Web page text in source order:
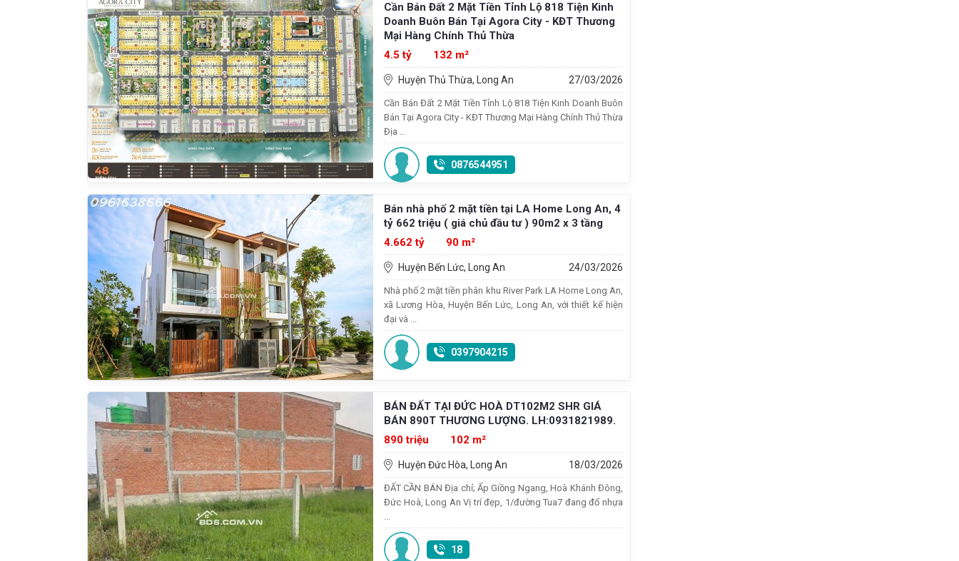
Cần Bán Đất 2 Mặt Tiền Tỉnh Lộ 818 Tiện Kinh
Doanh Buôn Bán Tại Agora City - KĐT Thương
Mại Hàng Chính Thủ Thừa
4.5 tỷ
132 m²
Huyện Thủ Thừa, Long An 27/03/2026
Cần Bán Đất 2 Mặt Tiền Tỉnh Lộ 818 Tiện Kinh Doanh Buôn
Bán Tại Agora City - KĐT Thương Mại Hàng Chính Thủ Thừa
Địa ...
0876544951
Bán nhà phố 2 mặt tiền tại LA Home Long An, 4
tỷ 662 triệu ( giá chủ đầu tư ) 90m2 x 3 tầng
4.662 tỷ
90 m²
Huyện Bến Lức, Long An 24/03/2026
Nhà phố 2 mặt tiền phân khu River Park LA Home Long An,
xã Lương Hòa, Huyện Bến Lức, Long An, với thiết kế hiện
đại và ...
0397904215
BÁN ĐẤT TẠI ĐỨC HOÀ DT102M2 SHR GIÁ
BÁN 890T THƯƠNG LƯỢNG. LH:0931821989.
890 triệu
102 m²
Huyện Đức Hòa, Long An 18/03/2026
ĐẤT CẦN BÁN Địa chỉ; Ấp Giồng Ngang, Hoà Khánh Đông,
Đức Hoà, Long An Vị trí đẹp, 1/đường Tua7 đang đổ nhựa
...
18